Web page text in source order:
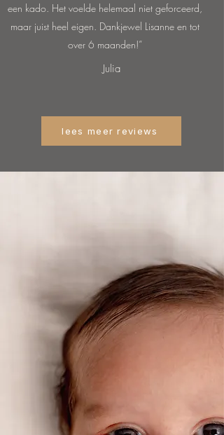
een kado. Het voelde helemaal niet geforceerd,
maar juist heel eigen. Dankjewel Lisanne en tot
over 6 maanden!”
Julia
lees meer reviews